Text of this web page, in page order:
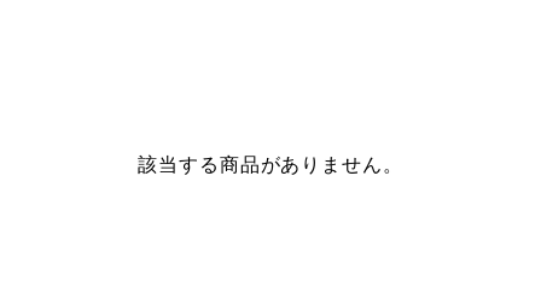
該当する商品がありません。